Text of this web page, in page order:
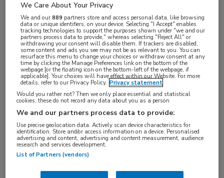
Vakgebieden:
Infectieziekten
Aandachtsgebieden:
HIV
Tags:
antiretrovirale therapie
We Care About Your Privacy
We and our889 partners store and access personal data, like browsing
data or unique identifiers, on your device. Selecting "I Accept" enables
tracking technologies to support the purposes shown under "we and our
partners process data to provide," whereas selecting "Reject All" or
withdrawing your consent will disable them. If trackers are disabled,
some content and ads you see may not be as relevant to you. You can
resurface this menu to change your choices or withdraw consent at any
time by clicking the Manage Preferences link on the bottom of the
webpage [or the floating icon on the bottom-left of the webpage, if
applicable]. Your choices will have effect within our Website. For more
details, refer to our Privacy Policy. Privacy statement
Would you rather not? Then we only place essential and statistical
cookies, these do not record any data about you as a person
We and our partners process data to provide:
Use precise geolocation data. Actively scan device characteristics for
identification. Store and/or access information on a device. Personalised
advertising and content, advertising and content measurement, audience
research and services development.
List of Partners (vendors)